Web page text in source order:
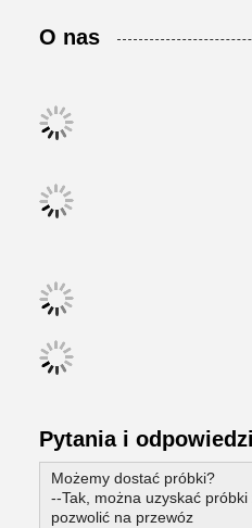
O nas
Pytania i odpowiedzi
Możemy dostać próbki?
--Tak, można uzyskać
pozwolić na przewóz